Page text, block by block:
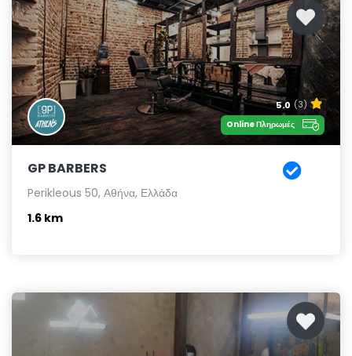
5.0 (3)
Online Πληρωμές
GP BARBERS
Perikleous 50, Αθήνα, Ελλάδα
1.6 km